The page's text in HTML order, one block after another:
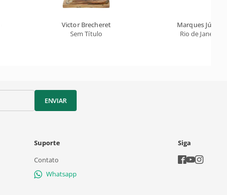
Victor Brecheret
Sem Título
Marques Júnior
Rio de Janeiro
ENVIAR
Suporte
Contato
Whatsapp
Siga